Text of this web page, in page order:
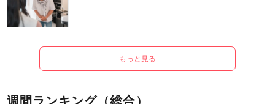
もっと見る
週間ランキング（総合）